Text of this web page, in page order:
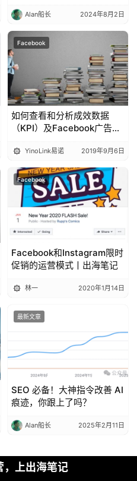
Alan船长 2024年8月2日
Facebook
如何查看和分析成效数据
（KPI）及Facebook广告优
YinoLink易诺 2019年9月6日
Facebook
Facebook和Instagram限时
促销的运营模式丨出海笔记
林一 2020年1月14日
最新文章
SEO 必备！大神指令改善 AI
痕迹，你跟上了吗？
Alan船长 2025年2月11日
，上出海笔记